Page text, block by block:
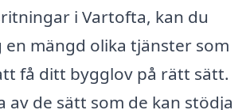
i Vartofta, kan du
mängd olika tjänster som
få ditt bygglov på rätt sätt.
av de sätt som de kan stödja